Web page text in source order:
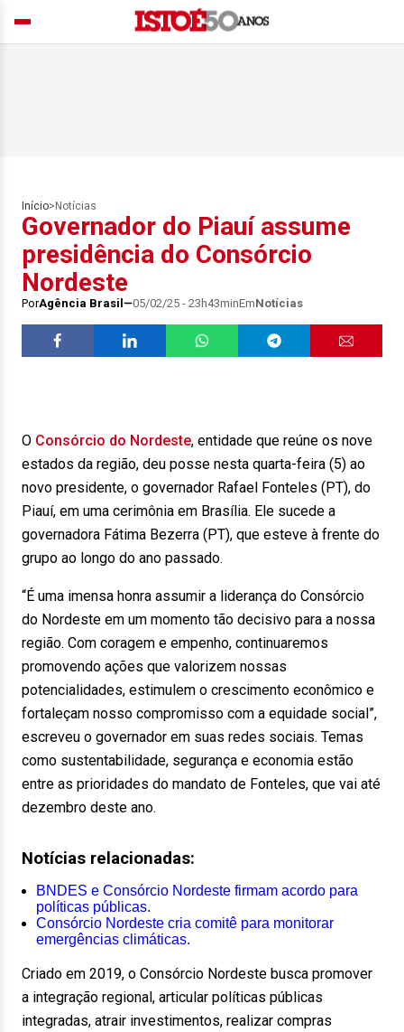
Início> Notícias
Governador do Piauí assume
presidência do Consórcio
Nordeste
PorAgência Brasil 05/02/25 - 23h43minEmNotícias
O Consórcio do Nordeste, entidade que reúne os nove
estados da região, deu posse nesta quarta-feira (5) ao
novo presidente, o governador Rafael Fonteles (PT), do
Piauí, em uma cerimônia em Brasília. Ele sucede a
governadora Fátima Bezerra (PT), que esteve à frente do
grupo ao longo do ano passado.
“É uma imensa honra assumir a liderança do Consórcio
do Nordeste em um momento tão decisivo para a nossa
região. Com coragem e empenho, continuaremos
promovendo ações que valorizem nossas
potencialidades, estimulem o crescimento econômico e
fortaleçam nosso compromisso com a equidade social”,
escreveu o governador em suas redes sociais. Temas
como sustentabilidade, segurança e economia estão
entre as prioridades do mandato de Fonteles, que vai até
dezembro deste ano.
Notícias relacionadas:
BNDES e Consórcio Nordeste firmam acordo para
políticas públicas.
Consórcio Nordeste cria comitê para monitorar
emergências climáticas.
Criado em 2019, o Consórcio Nordeste busca promover
a integração regional, articular políticas públicas
integradas, atrair investimentos, realizar compras